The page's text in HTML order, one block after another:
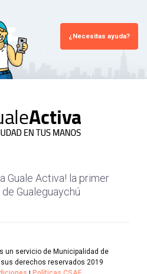
¿Necesitas ayuda?
Guale Activa! la primer
Gualeguaychú
un servicio de Municipalidad de
derechos reservados 2019